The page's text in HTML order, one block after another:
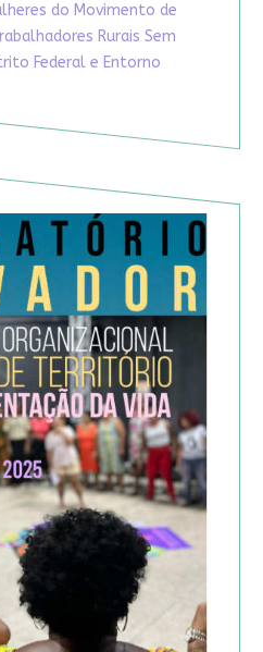
do Movimento de
Rurais Sem
Federal e Entorno